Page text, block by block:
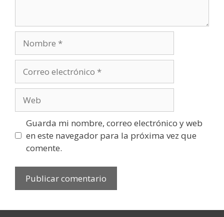
electrónico
Guarda mi nombre, correo electrónico y web
en este navegador para la próxima vez que
comente.